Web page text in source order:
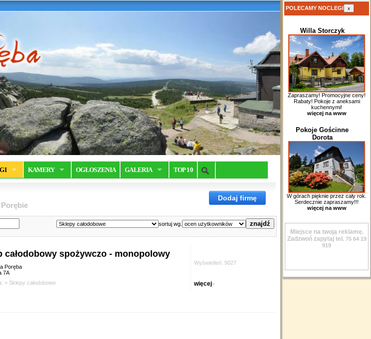
KAMERY OGŁOSZENIA GALERIA TOP 10
Dodaj firmę
sortuj wg.
całodobowy spożywczo - monopolowy
Poręba
7A
» Sklepy całodobowe
Wyświetleń: 9027
więcej»
POLECAMY NOCLEGI x
Willa Storczyk
Zapraszamy! Promocyjne ceny!
Rabaty! Pokoje z aneksami
kuchennymi!
więcej na www
Pokoje Gościnne
Dorota
W górach pięknie przez cały rok.
Serdecznie zapraszamy!!!
więcej na www
Miejsce na twoją reklamę.
Zadzwoń zapytaj tel. 75 64 19
919